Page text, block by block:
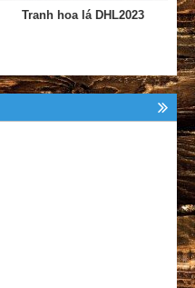
Tranh hoa lá DHL2023